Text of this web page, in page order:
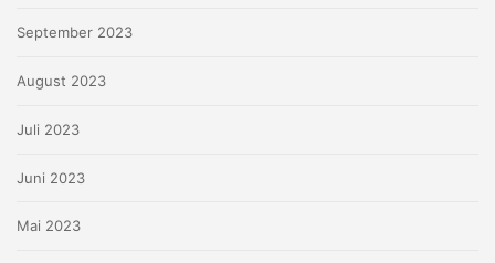
September 2023
August 2023
Juli 2023
Juni 2023
Mai 2023